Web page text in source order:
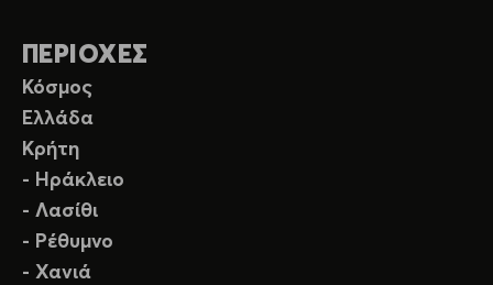
ΠΕΡΙΟΧΕΣ
Κόσμος
Ελλάδα
Κρήτη
- Ηράκλειο
- Λασίθι
- Ρέθυμνο
- Χανιά